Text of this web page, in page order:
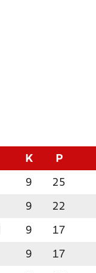
K P
9 25
9 22
9 17
9 17